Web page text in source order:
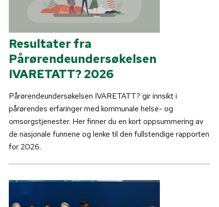
Resultater fra
Pårørendeundersøkelsen
IVARETATT? 2026
Pårørendeundersøkelsen IVARETATT? gir innsikt i
pårørendes erfaringer med kommunale helse- og
omsorgstjenester. Her finner du en kort oppsummering av
de nasjonale funnene og lenke til den fullstendige rapporten
for 2026.